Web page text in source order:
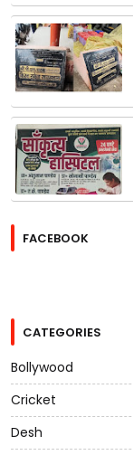
FACEBOOK
CATEGORIES
Bollywood
Cricket
Desh